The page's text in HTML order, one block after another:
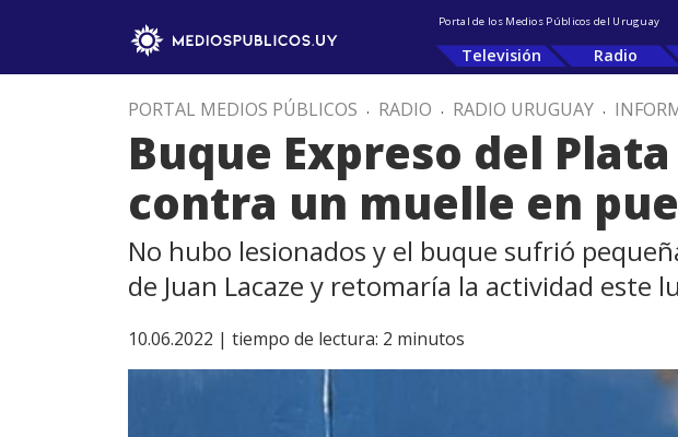
Portal de los Medios Públicos del Uruguay
Televisión Radio
PORTAL MEDIOS PÚBLICOS . RADIO . RADIO URUGUAY .
Buque Expreso del
contra un muelle en
No hubo lesionados y el buque sufrió
de Juan Lacaze y retomaría la actividad este
10.06.2022 | tiempo de lectura: 2 minutos